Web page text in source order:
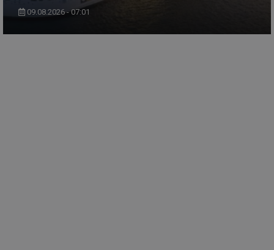
09.08.2026 - 07:01